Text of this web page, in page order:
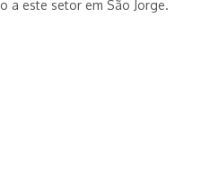
a este setor em São Jorge.